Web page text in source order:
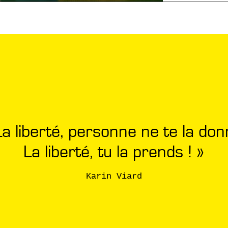
liberté, personne ne te la
La liberté, tu la prends ! »
Karin Viard